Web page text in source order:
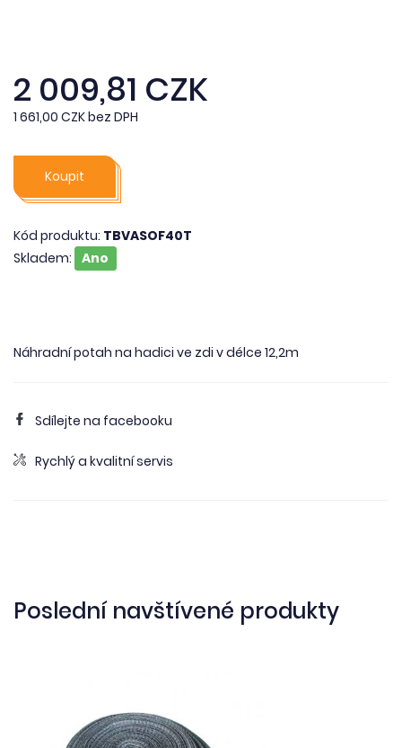
2 009,81 CZK
1 661,00 CZK bez DPH
Koupit
Kód produktu: TBVASOF40T
Skladem:
Ano
Náhradní potah na hadici ve zdi v délce 12,2m
Sdílejte na facebooku
Rychlý a kvalitní servis
Poslední navštívené produkty